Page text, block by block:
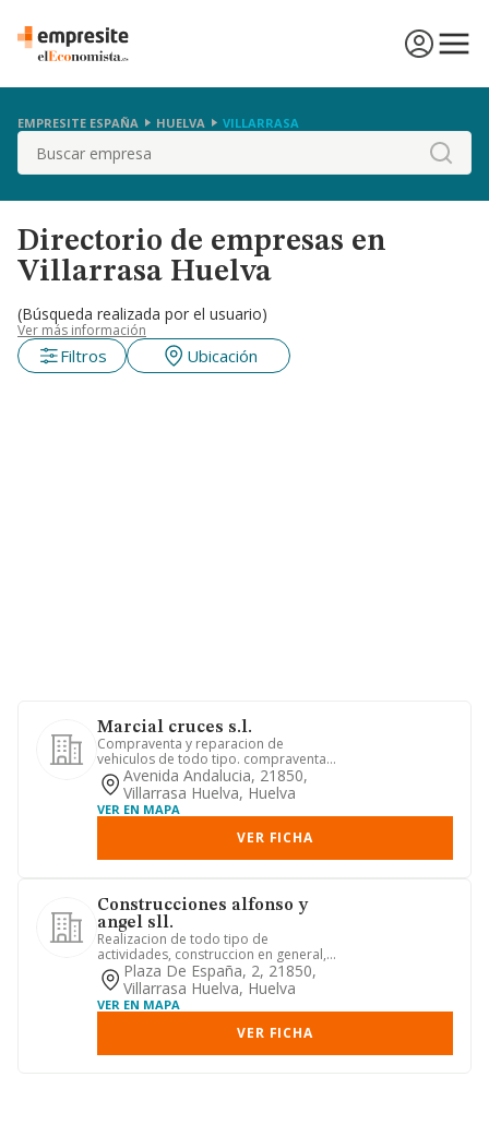
EMPRESITE ESPAÑA HUELVA VILLARRASA
Buscar
Directorio de empresas en
Villarrasa Huelva
(Búsqueda realizada por el usuario)
Ver más información
Filtros Ubicación
Marcial cruces s.l.
Compraventa y reparacion de
vehiculos de todo tipo. compraventa
de accesorios relacionados con los ...
Avenida Andalucia, 21850,
Villarrasa Huelva, Huelva
VER EN MAPA
VER FICHA
Construcciones alfonso y
angel sll.
Realizacion de todo tipo de
actividades, construccion en general,
asi como el desarrollo de labores...
Plaza De España, 2, 21850,
Villarrasa Huelva, Huelva
VER EN MAPA
VER FICHA